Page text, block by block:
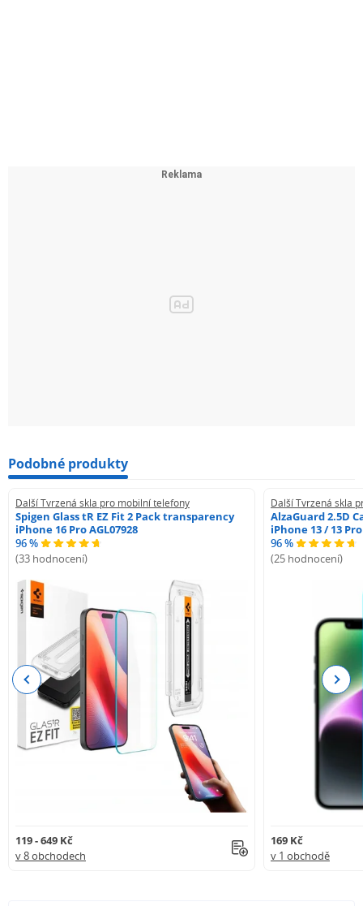
Podobné produkty
Další Tvrzená skla pro mobilní telefony
Spigen Glass tR EZ Fit 2 Pack transparency
iPhone 16 Pro AGL07928
96 %
(33 hodnocení)
119 - 649 Kč
v 8 obchodech
Další Tvrzená skla
AlzaGuard 2.5D
iPhone 13 / 13 Pro
96 %
(25 hodnocení)
169 Kč
v 1 obchodě
Previous Next